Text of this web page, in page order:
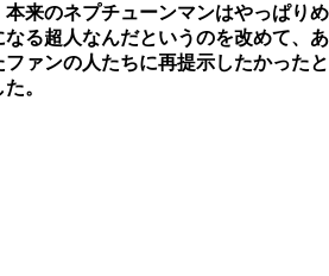
来のネプチューンマンはやっぱりめ
る超人なんだというのを改めて、あ
ァンの人たちに再提示したかったと
。